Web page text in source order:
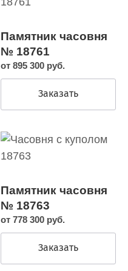
Памятник часовня
№ 18761
от 895 300 руб.
Заказать
Памятник часовня
№ 18763
от 778 300 руб.
Заказать